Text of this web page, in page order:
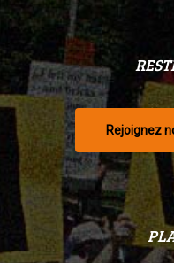
Rejoignez